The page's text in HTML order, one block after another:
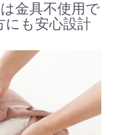
金具不使用で
にも安心設計